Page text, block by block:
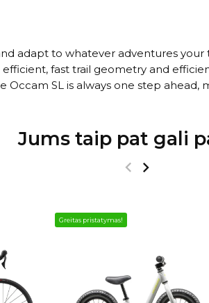
adapt to whatever adventures
fast trail geometry and
SL is always one step ahead,
Jums taip pat gali
Greitas pristatymas!